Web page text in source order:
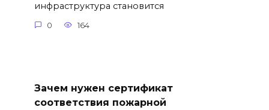
инфраструктура становится
0 164
Зачем нужен сертификат
соответствия пожарной